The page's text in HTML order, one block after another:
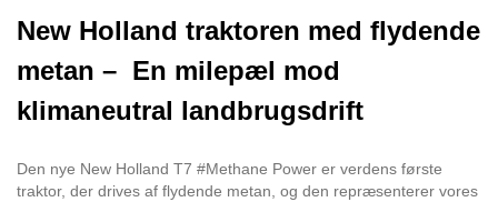
New Holland traktoren med flydende
metan – En milepæl mod
klimaneutral landbrugsdrift
Den nye New Holland T7 #Methane Power er verdens første
traktor, der drives af flydende metan, og den repræsenterer vores